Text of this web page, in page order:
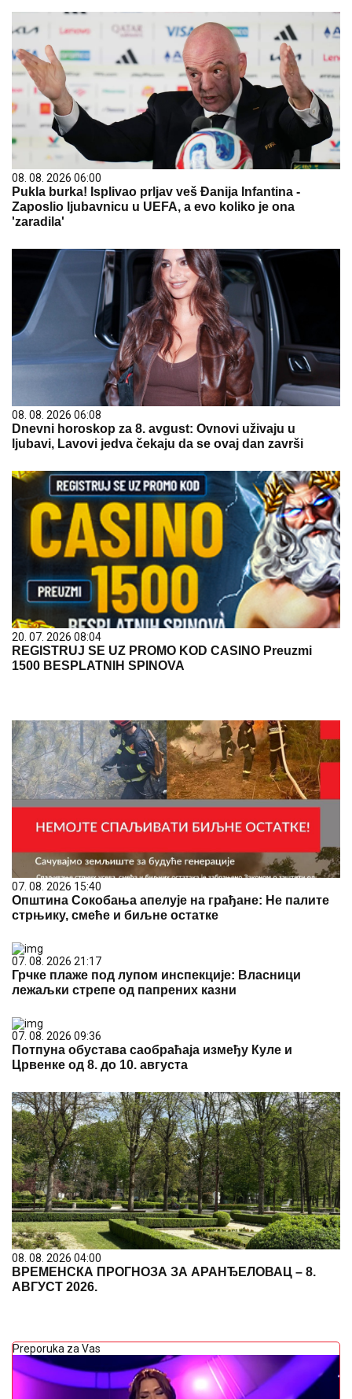
08. 08. 2026 06:00
Pukla burka! Isplivao prljav veš Đanija Infantina -
Zaposlio ljubavnicu u UEFA, a evo koliko je ona
'zaradila'
08. 08. 2026 06:08
Dnevni horoskop za 8. avgust: Ovnovi uživaju u
ljubavi, Lavovi jedva čekaju da se ovaj dan završi
20. 07. 2026 08:04
REGISTRUJ SE UZ PROMO KOD CASINO Preuzmi
1500 BESPLATNIH SPINOVA
07. 08. 2026 15:40
Општина Сокобања апелује на грађане: Не палите
стрњику, смеће и биљне остатке
07. 08. 2026 21:17
Грчке плаже под лупом инспекције: Власници
лежаљки стрепе од папрених казни
07. 08. 2026 09:36
Потпуна обустава саобраћаја између Куле и
Црвенке од 8. до 10. августа
08. 08. 2026 04:00
ВРЕМЕНСКА ПРОГНОЗА ЗА АРАНЂЕЛОВАЦ – 8.
АВГУСТ 2026.
Preporuka za Vas